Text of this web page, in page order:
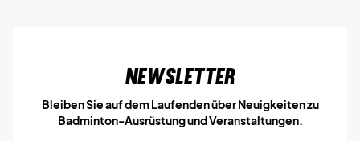
Newsletter
Bleiben Sie auf dem Laufenden über Neuigkeiten zu
Badminton-Ausrüstung und Veranstaltungen.